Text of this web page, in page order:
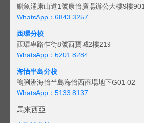
鰂魚涌康山道1號康怡廣場辦公大樓9樓901
WhatsApp：6843 3257
西環分校
西環卑路乍街8號西寶城2樓219
WhatsApp：6201 8284
海怡半島分校
鴨脷洲海怡半島海怡西商場地下G01-02
WhatsApp：5133 8137
馬來西亞